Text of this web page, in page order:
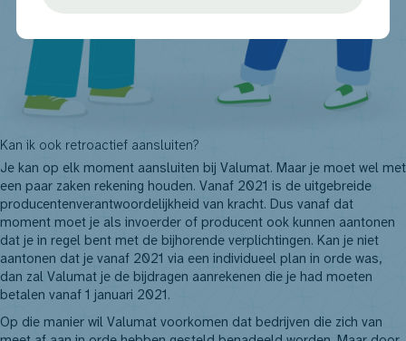
Kan ik ook retroactief aansluiten?
Je kan op elk moment aansluiten bij Valumat. Maar je moet wel met
een paar zaken rekening houden. Vanaf 2021 is de uitgebreide
producentenverantwoordelijkheid van kracht. Dus vanaf dat
moment moet je als invoerder of producent ook kunnen aantonen
dat je in regel bent met de bijhorende verplichtingen. Kan je niet
aantonen dat je vanaf 2021 via een individueel plan in orde was,
dan zal Valumat je de bijdragen aanrekenen die je had moeten
betalen vanaf 1 januari 2021.
Op die manier wil Valumat voorkomen dat bedrijven die zich van